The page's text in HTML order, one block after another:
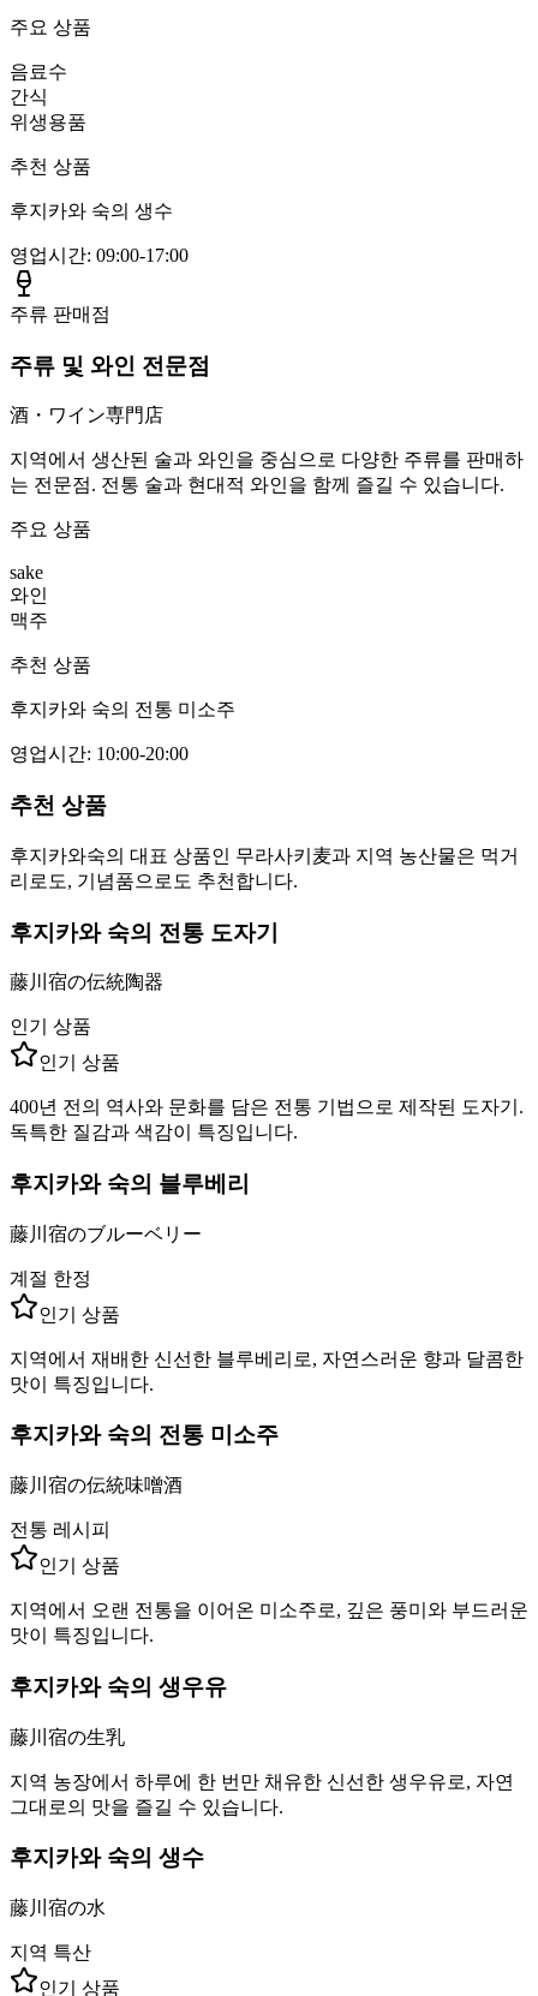
주요 상품
음료수
간식
위생용품
추천 상품
후지카와 숙의 생수
영업시간: 09:00-17:00
주류 판매점
주류 및 와인 전문점
酒・ワイン専門店
지역에서 생산된 술과 와인을 중심으로 다양한 주류를 판매하
는 전문점. 전통 술과 현대적 와인을 함께 즐길 수 있습니다.
주요 상품
sake
와인
맥주
추천 상품
후지카와 숙의 전통 미소주
영업시간: 10:00-20:00
추천 상품
후지카와숙의 대표 상품인 무라사키麦과 지역 농산물은 먹거
리로도, 기념품으로도 추천합니다.
후지카와 숙의 전통 도자기
藤川宿の伝統陶器
인기 상품
인기 상품
400년 전의 역사와 문화를 담은 전통 기법으로 제작된 도자기.
독특한 질감과 색감이 특징입니다.
후지카와 숙의 블루베리
藤川宿のブルーベリー
계절 한정
인기 상품
지역에서 재배한 신선한 블루베리로, 자연스러운 향과 달콤한
맛이 특징입니다.
후지카와 숙의 전통 미소주
藤川宿の伝統味噌酒
전통 레시피
인기 상품
지역에서 오랜 전통을 이어온 미소주로, 깊은 풍미와 부드러운
맛이 특징입니다.
후지카와 숙의 생우유
藤川宿の生乳
지역 농장에서 하루에 한 번만 채유한 신선한 생우유로, 자연
그대로의 맛을 즐길 수 있습니다.
후지카와 숙의 생수
藤川宿の水
지역 특산
인기 상품